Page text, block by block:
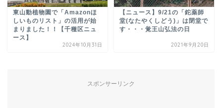
東山動植物園で「Amazonほ
しいものリスト」の活用が始
まりました！！【千種区ニュ
ース】
2024年10月31日
【ニュース】9/21の「鉈薬師
堂(なたやくしどう)」は閉堂で
す・・・覚王山弘法の日
2021年9月20日
スポンサーリンク